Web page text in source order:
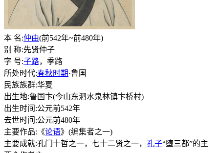
本 名:仲由(前542年~前480年)
别 称:先贤仲子
字 号:子路，季路
所处时代:春秋时期·鲁国
民族族群:华夏
出生地:鲁国卞(今山东泗水泉林镇卞桥村)
出生时间:公元前542年
去世时间:公元前480年
主要作品:《论语》(编集者之一)
主要成就:孔门十哲之一，七十二贤之一， 孔子“堕三都”的主